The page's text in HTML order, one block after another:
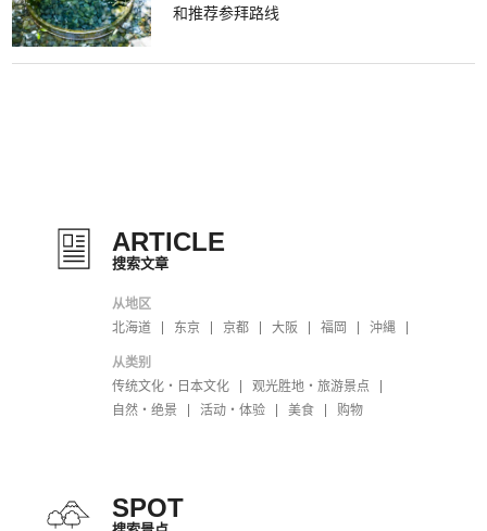
和推荐参拜路线
ARTICLE
搜索文章
从地区
北海道
东京 京都 大阪 福岡 沖縄
从类别
传统文化・日本文化
观光胜地・旅游景点
自然・绝景
活动・体验 美食 购物
SPOT